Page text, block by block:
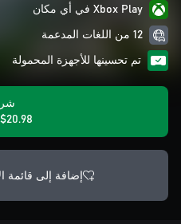
Xbox Play في أي مكان
12 من اللغات المدعمة
تم تحسينها للأجهزة المحمولة
إضافة إلى قائمة